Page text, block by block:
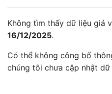
Không tìm thấy dữ liệu giá
16/12/2025.
Có thể không công bố
chúng tôi chưa cập nhật